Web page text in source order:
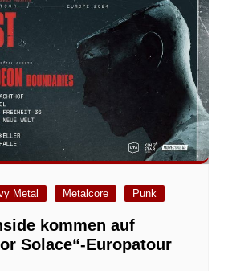
Metal Metalcore Punk
kommen auf
Solace“-Europatour